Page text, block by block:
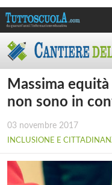
Massima
non sono in
03 novembre 2017
INCLUSIONE E